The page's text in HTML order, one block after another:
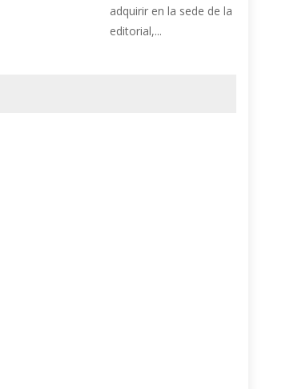
adquirir en la sede de la
editorial,...